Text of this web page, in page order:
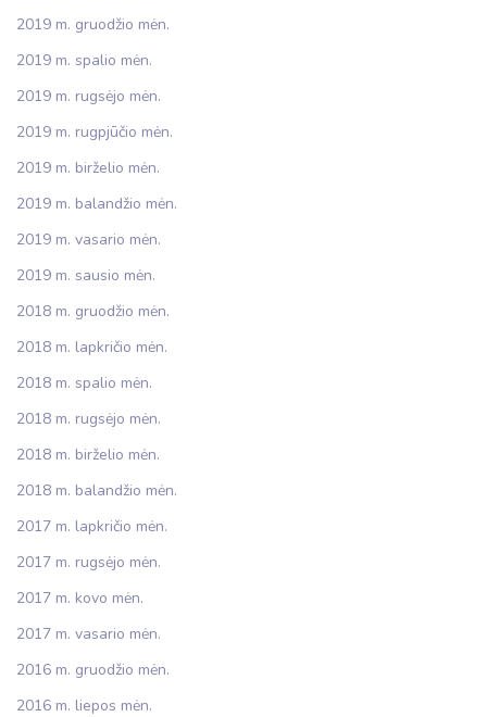
2019 m. gruodžio mėn.
2019 m. spalio mėn.
2019 m. rugsėjo mėn.
2019 m. rugpjūčio mėn.
2019 m. birželio mėn.
2019 m. balandžio mėn.
2019 m. vasario mėn.
2019 m. sausio mėn.
2018 m. gruodžio mėn.
2018 m. lapkričio mėn.
2018 m. spalio mėn.
2018 m. rugsėjo mėn.
2018 m. birželio mėn.
2018 m. balandžio mėn.
2017 m. lapkričio mėn.
2017 m. rugsėjo mėn.
2017 m. kovo mėn.
2017 m. vasario mėn.
2016 m. gruodžio mėn.
2016 m. liepos mėn.